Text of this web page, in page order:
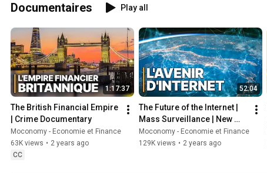
Documentaires Play all
1:17:37
The British Financial Empire
| Crime Documentary
Moconomy - Economie et Finance
63K views • 2 years ago
CC
52:04
The Future of the Internet |
Mass Surveillance | New
Technology | Documentary
Moconomy - Economie et Finance
129K views • 2 years ago